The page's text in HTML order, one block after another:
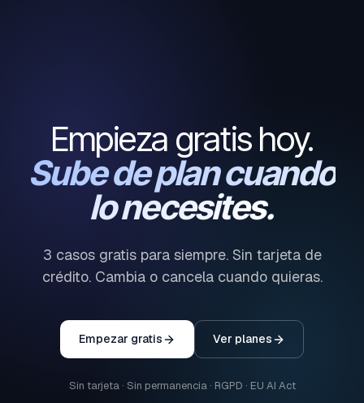
Empieza gratis hoy.
Sube de plan cuando
lo necesites.
3 casos gratis para siempre. Sin tarjeta de
crédito. Cambia o cancela cuando quieras.
Empezar gratis Ver planes
Sin tarjeta · Sin permanencia · RGPD · EU AI Act